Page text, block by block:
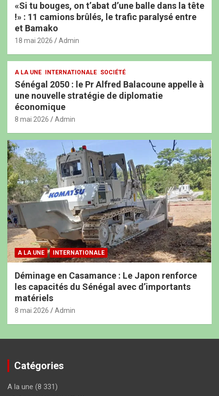
«Si tu bouges, on t’abat d’une balle dans la tête
!» : 11 camions brûlés, le trafic paralysé entre
et Bamako
18 mai 2026 Admin
A LA UNE INTERNATIONALE SOCIÉTÉ
Sénégal 2050 : le Pr Alfred Balacoune appelle à
une nouvelle stratégie de diplomatie
économique
8 mai 2026 Admin
A LA UNE INTERNATIONALE
Déminage en Casamance : Le Japon renforce
les capacités du Sénégal avec d’importants
matériels
8 mai 2026 Admin
Catégories
A la une (8 331)